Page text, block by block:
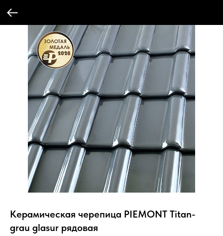
Керамическая черепица PIEMONT Titan-
grau glasur рядовая